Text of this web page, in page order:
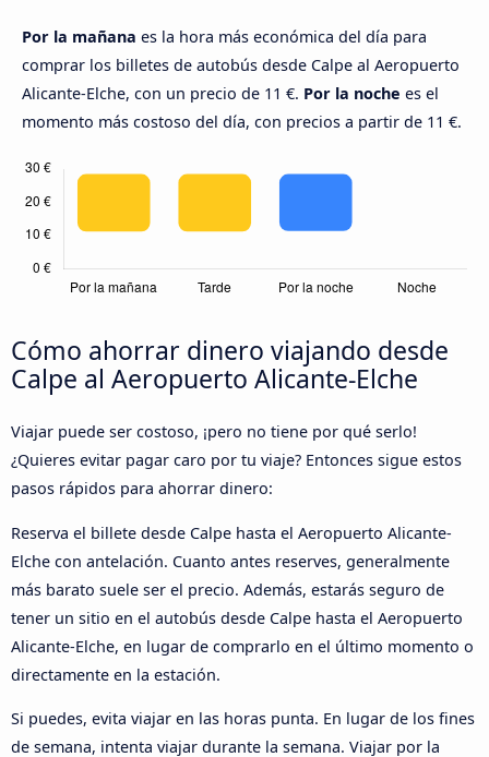
Por la mañana es la hora más económica del día para
comprar los billetes de autobús desde Calpe al Aeropuerto
Alicante-Elche, con un precio de 11 €. Por la noche es el
momento más costoso del día, con precios a partir de 11 €.
Cómo ahorrar dinero viajando desde
Calpe al Aeropuerto Alicante-Elche
Viajar puede ser costoso, ¡pero no tiene por qué serlo!
¿Quieres evitar pagar caro por tu viaje? Entonces sigue estos
pasos rápidos para ahorrar dinero:
Reserva el billete desde Calpe hasta el Aeropuerto Alicante-
Elche con antelación. Cuanto antes reserves, generalmente
más barato suele ser el precio. Además, estarás seguro de
tener un sitio en el autobús desde Calpe hasta el Aeropuerto
Alicante-Elche, en lugar de comprarlo en el último momento o
directamente en la estación.
Si puedes, evita viajar en las horas punta. En lugar de los fines
de semana, intenta viajar durante la semana. Viajar por la